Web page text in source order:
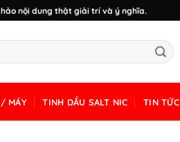
nội dung thật giải trí và ý nghĩa.
MÁY TINH DẦU SALT NIC TIN TỨC